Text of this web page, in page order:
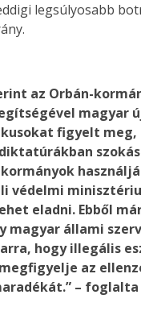
legsúlyosabb
az Orbán-
magyar
figyelt meg,
védelmi
eladni. Ebből
magyar állami
hogy illegális
az
– foglalta